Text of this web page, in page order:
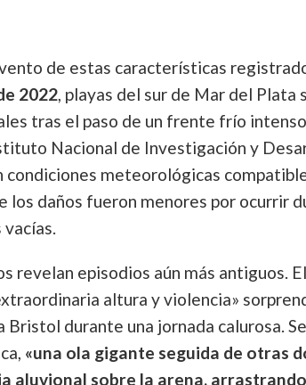
de estas características
2022, playas del sur de Mar del Plata
tras el paso de un frente frío
Nacional de Investigación y
condiciones meteorológicas
los daños fueron menores por ocurrir
vacías.
revelan episodios aún más antiguos. El
altura y violencia»
Bristol durante una jornada calurosa.
«una ola gigante seguida de otras
aluvional sobre la arena,